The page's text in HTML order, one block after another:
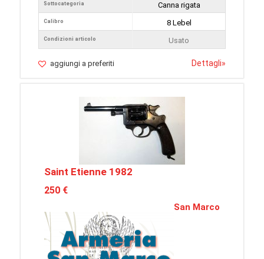
Sottocategoria
Calibro
Condizioni articolo
Canna rigata
8 Lebel
Usato
aggiungi a preferiti Dettagli»
Saint Etienne 1982
250 €
San Marco